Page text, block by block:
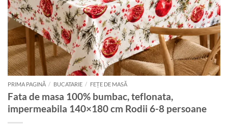
PRIMA PAGINĂ / BUCATARIE / FEȚE DE MASĂ
Fata de masa 100% bumbac, teflonata,
impermeabila 140×180 cm Rodii 6-8 persoane